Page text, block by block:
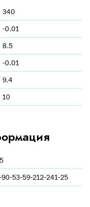
340
-0.01
8.5
-0.01
9.4
10
90-53-59-212-241-25